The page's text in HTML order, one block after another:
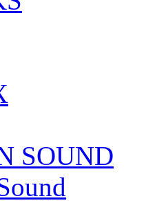
SOUND